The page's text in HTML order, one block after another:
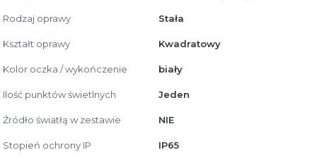
Rodzaj oprawy Stała
Kształt oprawy Kwadratowy
Kolor oczka / wykończenie biały
Ilość punktów świetlnych Jeden
Źródło światłą w zestawie NIE
Stopień ochrony IP IP65